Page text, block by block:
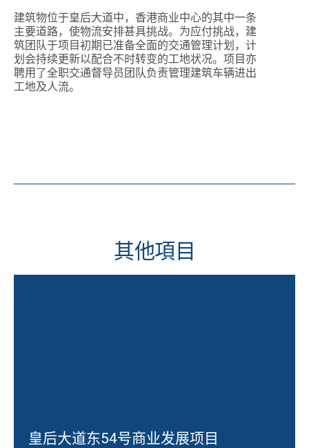
建筑物位于皇后大道中，香港商业中心的其中一条
主要道路，使物流安排甚具挑战。为应付挑战，建
筑团队于项目初期已准备全面的交通管理计划，计
划会持续更新以配合不时转变的工地状况。项目亦
聘用了全职交通督导员团队负责管理建筑车辆进出
工地及人流。
其他項目
皇后大道东54号商业发展项目